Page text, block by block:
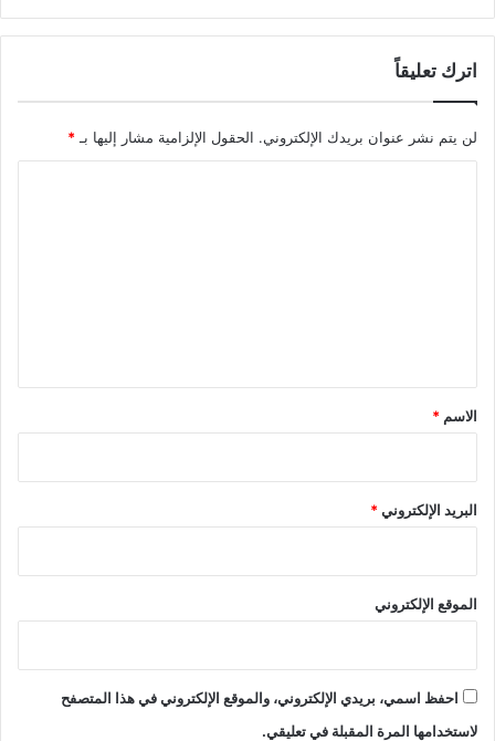
اترك تعليقاً
لن يتم نشر عنوان بريدك الإلكتروني. الحقول الإلزامية مشار إليها بـ *
*
الاسم *
البريد الإلكتروني*
الموقع الإلكتروني
احفظ اسمي، بريدي الإلكتروني، والموقع الإلكتروني في هذا المتصفح
لاستخدامها المرة المقبلة في تعليقي.